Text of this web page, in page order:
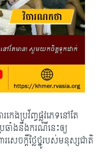
ងប្រវ័ញ្ចផ្លូវភេទនៅតែ
ឆាំងនឹងករណីនេះឲ្យ
សេចក្តីថ្លៃថ្នូរបស់មនុស្សជាតិ